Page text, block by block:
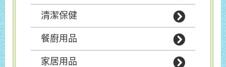
清潔保健
餐廚用品
家居用品